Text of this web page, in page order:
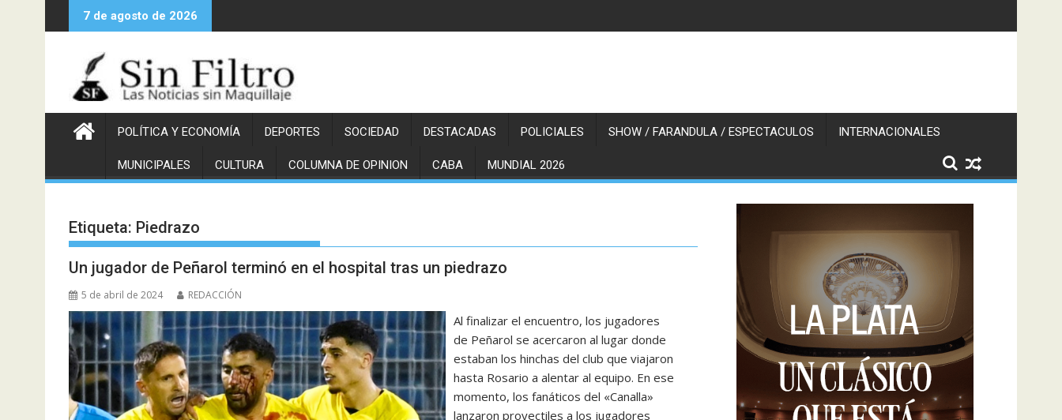
al
7 de agosto de 2026
POLÍTICA Y ECONOMÍA DEPORTES SOCIEDAD DESTACADAS POLICIALES SHOW / FARANDULA / ESPECTACULOS INTERNACIONALES
MUNICIPALES CULTURA COLUMNA DE OPINION CABA MUNDIAL 2026
Etiqueta: Piedrazo
Un jugador de Peñarol terminó en el hospital tras un piedrazo
5 de abril de 2024 REDACCIÓN
Al finalizar el encuentro, los jugadores
de Peñarol se acercaron al lugar donde
estaban los hinchas del club que viajaron
hasta Rosario a alentar al equipo. En ese
momento, los fanáticos del «Canalla»
lanzaron proyectiles a los jugadores